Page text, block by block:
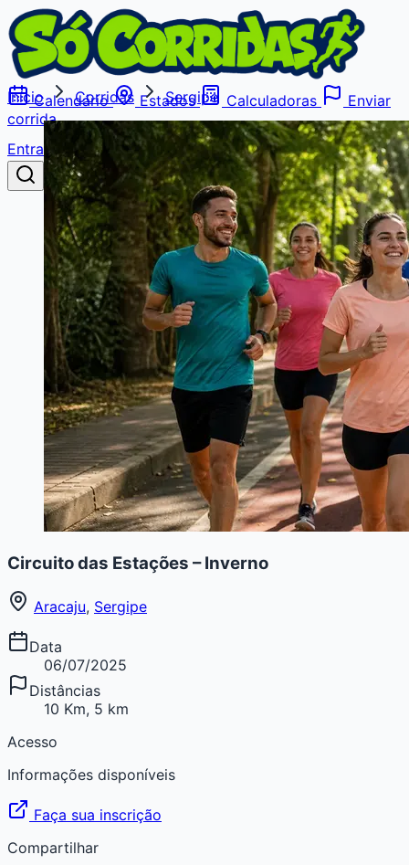
Calendário Estados Calculadoras
Enviar
corrida
Entrar
Buscar
Início Corridas Sergipe
Circuito das Estações – Inverno
Aracaju, Sergipe
Data
06/07/2025
Distâncias
10 Km, 5 km
Acesso
Informações disponíveis
Faça sua inscrição
Compartilhar